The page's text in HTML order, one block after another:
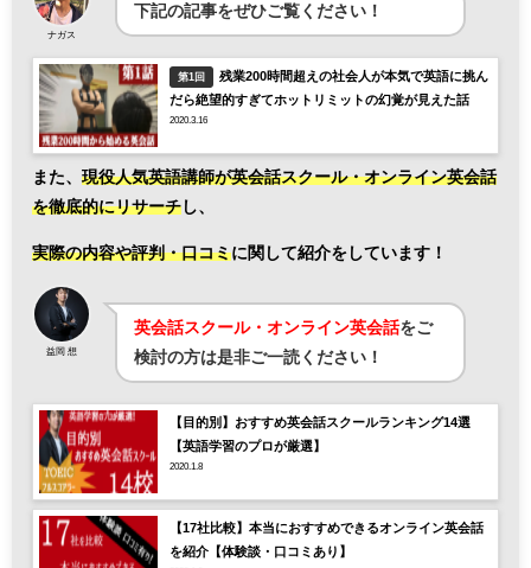
ナガス
下記の記事をぜひご覧ください！
第1回
残業200時間超えの社会人が本気で英語に挑ん
だら絶望的すぎてホットリミットの幻覚が見えた話
2020.3.16
また、 現役人気英語講師が英会話スクール・オンライン英会話
を徹底的にリサーチ し、
実際の内容や評判・口コミに関して紹介をしています！
益岡 想
英会話スクール・オンライン英会話をご
検討の方は是非ご一読ください！
【目的別】おすすめ英会話スクールランキング14選
【英語学習のプロが厳選】
2020.1.8
【17社比較】本当におすすめできるオンライン英会話
を紹介【体験談・口コミあり】